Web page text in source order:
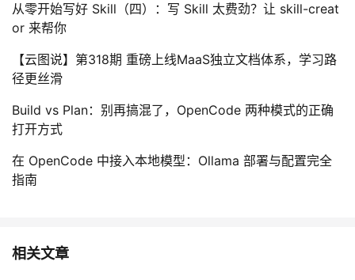
从零开始写好 Skill（四）：写 Skill 太费劲？让 skill-creat
or 来帮你
【云图说】第318期 重磅上线MaaS独立文档体系，学习路
径更丝滑
Build vs Plan：别再搞混了，OpenCode 两种模式的正确
打开方式
在 OpenCode 中接入本地模型：Ollama 部署与配置完全
指南
相关文章